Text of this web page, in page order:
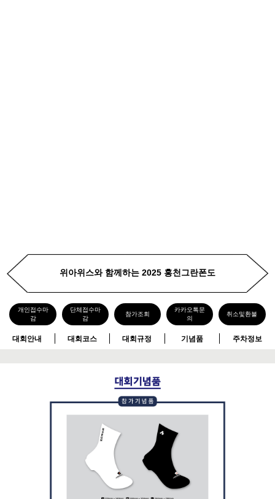
위아위스와 함께하는 2025 홍천그란폰도
개인접수마
감
단체접수마
감
참가조회
카카오톡문
의
취소및환불
대회안내 대회코스 대회규정 기념품 주차정보